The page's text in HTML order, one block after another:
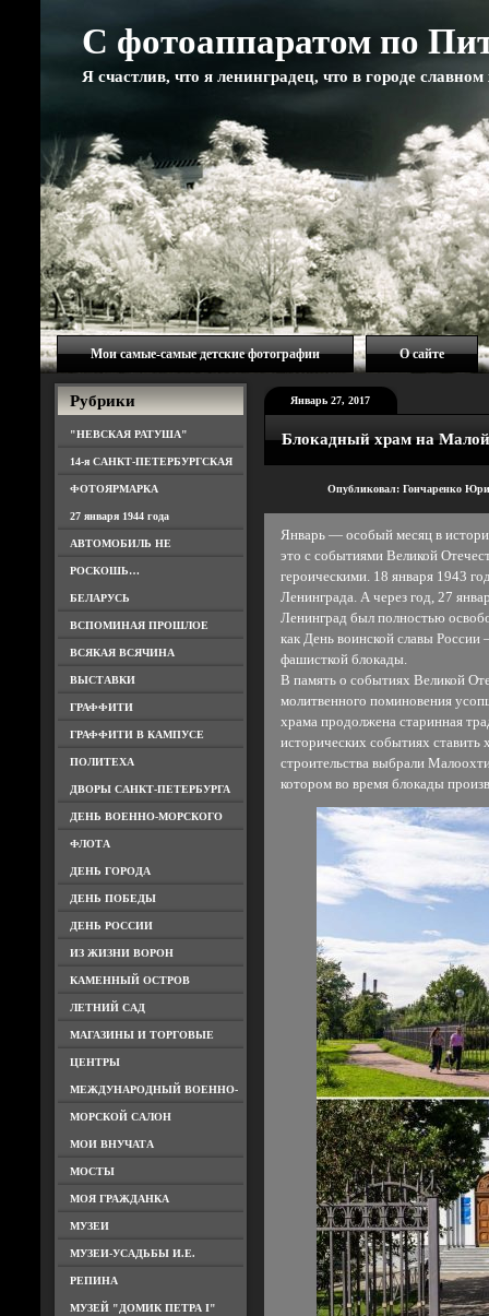
С фотоаппаратом по
Я счастлив, что я ленинградец, что в городе
Мои самые-самые детские фотографии О сайте
Рубрики
"НЕВСКАЯ РАТУША"
14-я САНКТ-ПЕТЕРБУРГСКАЯ
ФОТОЯРМАРКА
27 января 1944 года
АВТОМОБИЛЬ НЕ
РОСКОШЬ…
БЕЛАРУСЬ
ВСПОМИНАЯ ПРОШЛОЕ
ВСЯКАЯ ВСЯЧИНА
ВЫСТАВКИ
ГРАФФИТИ
ГРАФФИТИ В КАМПУСЕ
ПОЛИТЕХА
ДВОРЫ САНКТ-ПЕТЕРБУРГА
ДЕНЬ ВОЕННО-МОРСКОГО
ФЛОТА
ДЕНЬ ГОРОДА
ДЕНЬ ПОБЕДЫ
ДЕНЬ РОССИИ
ИЗ ЖИЗНИ ВОРОН
КАМЕННЫЙ ОСТРОВ
ЛЕТНИЙ САД
МАГАЗИНЫ И ТОРГОВЫЕ
ЦЕНТРЫ
МЕЖДУНАРОДНЫЙ ВОЕННО-
МОРСКОЙ САЛОН
МОИ ВНУЧАТА
МОСТЫ
МОЯ ГРАЖДАНКА
МУЗЕИ
МУЗЕИ-УСАДЬБЫ И.Е.
РЕПИНА
МУЗЕЙ "ДОМИК ПЕТРА I"
Январь 27, 2017
Блокадный храм на
Опубликовал: Гончаренко
Январь — особый месяц в
это с событиями Великой
героическими. 18 января 1943
Ленинграда. А через год, 27
Ленинград был полностью
как День воинской славы
фашисткой блокады.
В память о событиях Великой
молитвенного поминовения
храма продолжена старинная
исторических событиях
строительства выбрали
котором во время блокады